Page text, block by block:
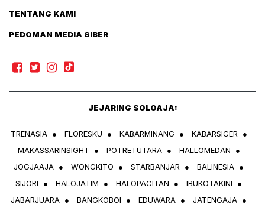
TENTANG KAMI
PEDOMAN MEDIA SIBER
JEJARING SOLOAJA:
TRENASIA ● FLORESKU ● KABARMINANG ● KABARSIGER
●
MAKASSARINSIGHT
● POTRETUTARA ● HALLOMEDAN
●
JOGJAAJA ● WONGKITO ● STARBANJAR ● BALINESIA ●
SIJORI
● HALOJATIM ● HALOPACITAN ● IBUKOTAKINI
●
JABARJUARA ● BANGKOBOI ● EDUWARA ● JATENGAJA ●